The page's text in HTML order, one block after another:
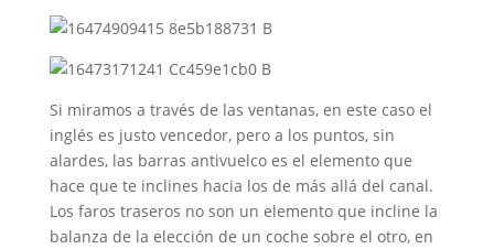
Si miramos a través de las ventanas, en este caso el
inglés es justo vencedor, pero a los puntos, sin
alardes, las barras antivuelco es el elemento que
hace que te inclines hacia los de más allá del canal.
Los faros traseros no son un elemento que incline la
balanza de la elección de un coche sobre el otro, en